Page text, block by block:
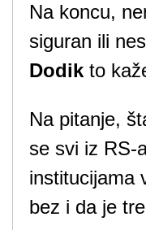
Na koncu,
siguran ili
Dodik to
Na pitanje,
se svi iz RS-
institucijama
bez i da je